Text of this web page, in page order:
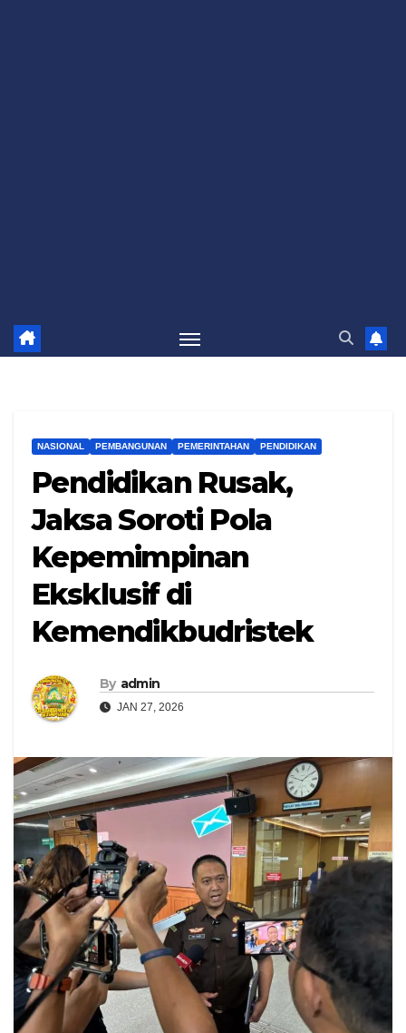
NASIONAL PEMBANGUNAN PEMERINTAHAN PENDIDIKAN
Pendidikan Rusak,
Jaksa Soroti Pola
Kepemimpinan
Eksklusif di
Kemendikbudristek
By admin
JAN 27, 2026